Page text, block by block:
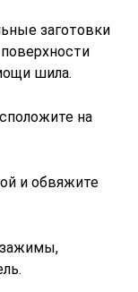
заготовки
шила.
на
и обвяжите